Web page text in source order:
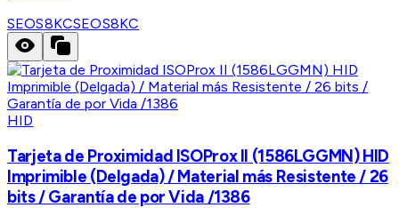
SEOS8KCSEOS8KC
HID
Tarjeta de Proximidad ISOProx II (1586LGGMN) HID
Imprimible (Delgada) / Material más Resistente / 26
bits / Garantía de por Vida /1386